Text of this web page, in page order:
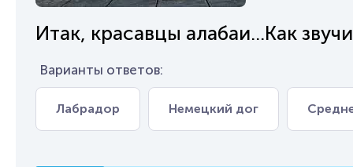
Итак, красавцы алабаи...Как
Варианты ответов:
Лабрадор Немецкий дог